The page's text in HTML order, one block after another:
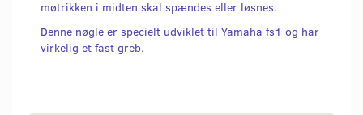
møtrikken i midten skal spændes eller løsnes.
Denne nøgle er specielt udviklet til Yamaha fs1 og har
virkelig et fast greb.